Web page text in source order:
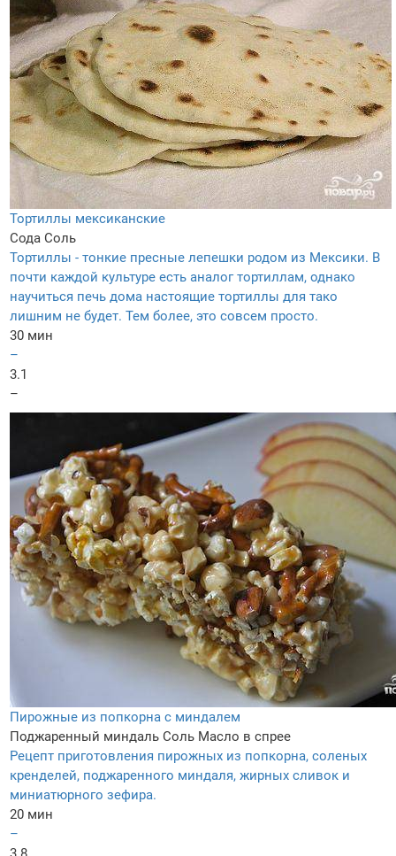
Тортиллы мексиканские
Сода Соль
Тортиллы - тонкие пресные лепешки родом из Мексики. В
почти каждой культуре есть аналог тортиллам, однако
научиться печь дома настоящие тортиллы для тако
лишним не будет. Тем более, это совсем просто.
30 мин
–
3.1
–
Пирожные из попкорна с миндалем
Поджаренный миндаль Соль Масло в спрее
Рецепт приготовления пирожных из попкорна, соленых
кренделей, поджаренного миндаля, жирных сливок и
миниатюрного зефира.
20 мин
–